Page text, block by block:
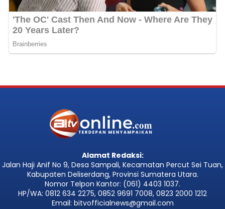
Alamat Redaksi:
Jalan Haji Anif No 9, Desa Sampali, Kecamatan Percut Sei Tuan,
Kabupaten Deliserdang, Provinsi Sumatera Utara.
Nomor Telpon Kantor: (061) 4403 1037.
HP/WA: 0812 634 2275, 0852 9691 7008, 0823 2000 1212
Email: bitvofficialnews@gmail.com